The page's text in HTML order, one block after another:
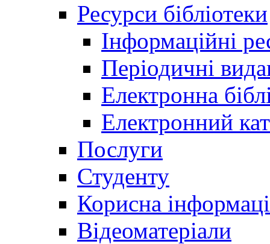
Ресурси бібліотеки
Інформаційні
Періодичні
Електронна
Електронний
Послуги
Студенту
Корисна
Відеоматеріали